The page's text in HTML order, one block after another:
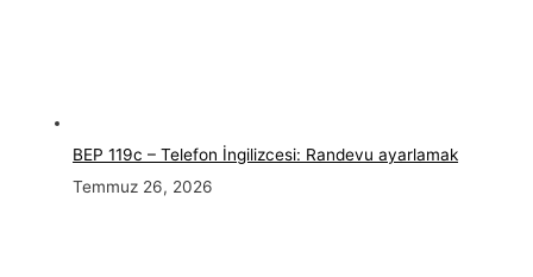
BEP 119c – Telefon İngilizcesi: Randevu ayarlamak
Temmuz 26, 2026